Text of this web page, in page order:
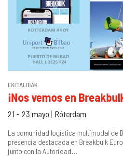
EKITALDIAK
¡Nos vemos en
21 - 23 mayo | Róterdam
La comunidad logística multimodal de
presencia destacada en Breakbulk
junto con la Autoridad...